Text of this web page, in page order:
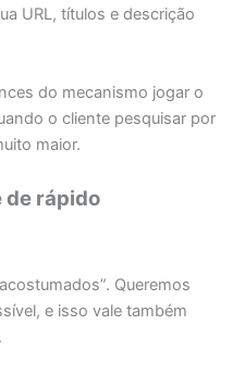
URL, títulos e descrição
do mecanismo jogar o
o cliente pesquisar por
maior.
de rápido
Queremos
e isso vale também